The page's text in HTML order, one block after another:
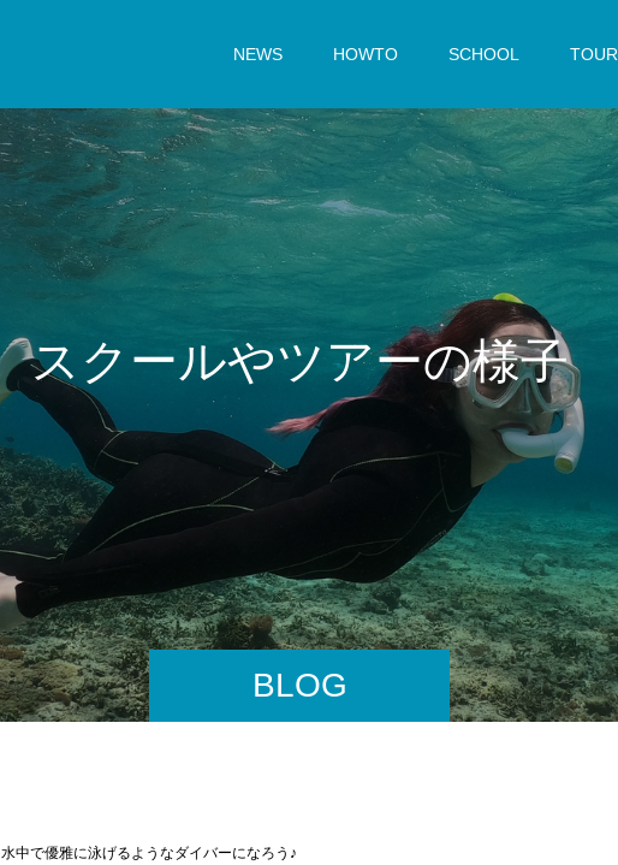
NEWS HOWTO SCHOOL TOUR
BLOG
ス ク ールやツアーの様子
水中で優雅に泳げるようなダイバーになろう♪